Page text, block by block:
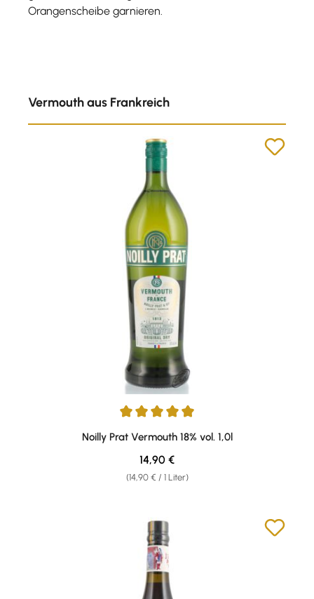
Orangenscheibe garnieren.
Vermouth aus Frankreich
Durchschnittliche Bewertung von 4.92 von 5 Sternen
Noilly Prat Vermouth 18% vol. 1,0l
(14,90 € / 1 Liter)
Regulärer Preis:
14,90 €